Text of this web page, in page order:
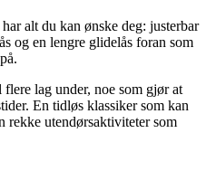
alt du kan ønske deg: justerbar
og en lengre glidelås foran som
lag under, noe som gjør at
En tidløs klassiker som kan
rekke utendørsaktiviteter som